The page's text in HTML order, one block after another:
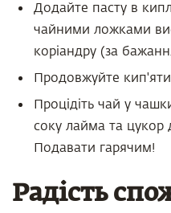
Додайте пасту в
чайними ложками
коріандру (за
Продовжуйте
Процідіть чай у
соку лайма та цукор
Подавати гарячим!
Радість